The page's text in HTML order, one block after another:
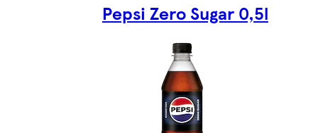
Pepsi Zero Sugar 0,5l